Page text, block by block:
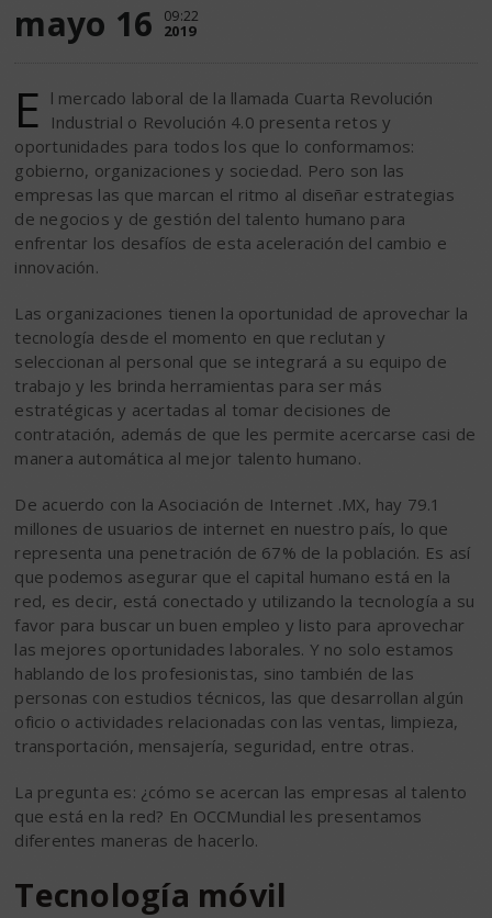
mayo 16 09:22
2019
E l mercado laboral de la llamada Cuarta Revolución
Industrial o Revolución 4.0 presenta retos y
oportunidades para todos los que lo conformamos:
gobierno, organizaciones y sociedad. Pero son las
empresas las que marcan el ritmo al diseñar estrategias
de negocios y de gestión del talento humano para
enfrentar los desafíos de esta aceleración del cambio e
innovación.
Las organizaciones tienen la oportunidad de aprovechar la
tecnología desde el momento en que reclutan y
seleccionan al personal que se integrará a su equipo de
trabajo y les brinda herramientas para ser más
estratégicas y acertadas al tomar decisiones de
contratación, además de que les permite acercarse casi de
manera automática al mejor talento humano.
De acuerdo con la Asociación de Internet .MX, hay 79.1
millones de usuarios de internet en nuestro país, lo que
representa una penetración de 67% de la población. Es así
que podemos asegurar que el capital humano está en la
red, es decir, está conectado y utilizando la tecnología a su
favor para buscar un buen empleo y listo para aprovechar
las mejores oportunidades laborales. Y no solo estamos
hablando de los profesionistas, sino también de las
personas con estudios técnicos, las que desarrollan algún
oficio o actividades relacionadas con las ventas, limpieza,
transportación, mensajería, seguridad, entre otras.
La pregunta es: ¿cómo se acercan las empresas al talento
que está en la red? En OCCMundial les presentamos
diferentes maneras de hacerlo.
Tecnología móvil